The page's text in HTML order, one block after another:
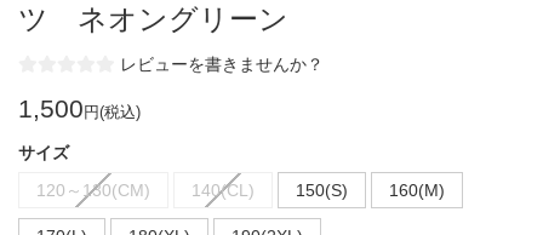
ツ ネオングリーン
レビューを書きませんか？
1,500 円(税込)
サイズ
120～130(CM)
140(CL) 150(S) 160(M)